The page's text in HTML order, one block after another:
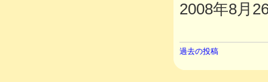
2008年8月
投
過去の投稿